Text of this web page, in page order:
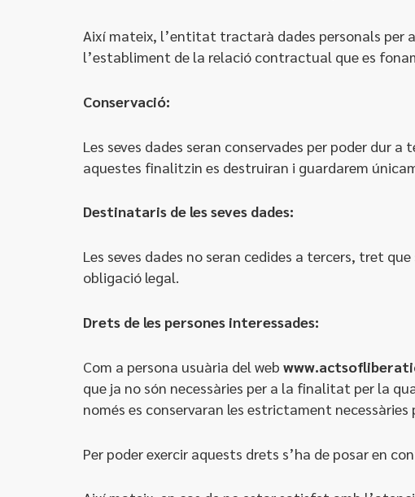
Així mateix, l’entitat tractarà dades personals per
l’establiment de la relació contractual que es
Conservació:
Les seves dades seran conservades per poder
aquestes finalitzin es destruiran i guardarem
Destinataris de les seves dades:
Les seves dades no seran cedides a tercers, tret
obligació legal.
Drets de les persones interessades:
Com a persona usuària del web
que ja no són necessàries per a la finalitat per la
només es conservaran les estrictament
Per poder exercir aquests drets s’ha de posar en